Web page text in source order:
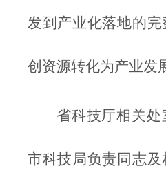
发到产业化落地的
创资源转化为产业发
省科技厅相关
市科技局负责同志